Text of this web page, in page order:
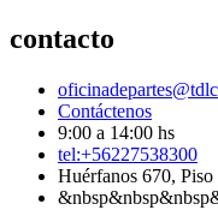
contacto
Contáctenos
9:00 a 14:00 hs
tel:+56227538300
Huérfanos 670, Piso